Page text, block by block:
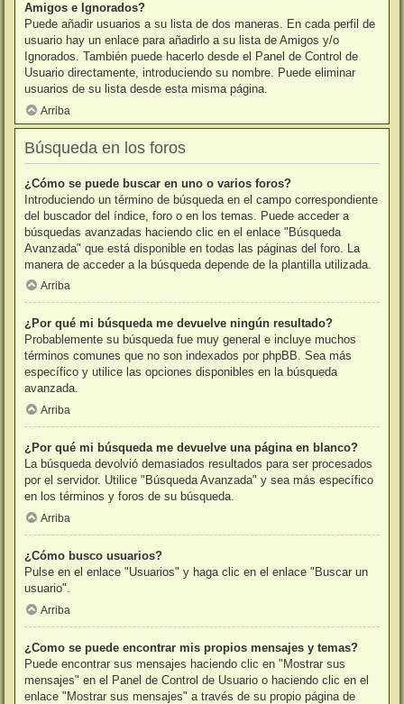
Amigos e Ignorados?
Puede añadir usuarios a su lista de dos maneras. En cada perfil de
usuario hay un enlace para añadirlo a su lista de Amigos y/o
Ignorados. También puede hacerlo desde el Panel de Control de
Usuario directamente, introduciendo su nombre. Puede eliminar
usuarios de su lista desde esta misma página.
Arriba
Búsqueda en los foros
¿Cómo se puede buscar en uno o varios foros?
Introduciendo un término de búsqueda en el campo correspondiente
del buscador del índice, foro o en los temas. Puede acceder a
búsquedas avanzadas haciendo clic en el enlace "Búsqueda
Avanzada" que está disponible en todas las páginas del foro. La
manera de acceder a la búsqueda depende de la plantilla utilizada.
Arriba
¿Por qué mi búsqueda me devuelve ningún resultado?
Probablemente su búsqueda fue muy general e incluye muchos
términos comunes que no son indexados por phpBB. Sea más
específico y utilice las opciones disponibles en la búsqueda
avanzada.
Arriba
¿Por qué mi búsqueda me devuelve una página en blanco?
La búsqueda devolvió demasiados resultados para ser procesados
por el servidor. Utilice "Búsqueda Avanzada" y sea más específico
en los términos y foros de su búsqueda.
Arriba
¿Cómo busco usuarios?
Pulse en el enlace "Usuarios" y haga clic en el enlace "Buscar un
usuario".
Arriba
¿Como se puede encontrar mis propios mensajes y temas?
Puede encontrar sus mensajes haciendo clic en "Mostrar sus
mensajes" en el Panel de Control de Usuario o haciendo clic en el
enlace "Mostrar sus mensajes" a través de su propio página de